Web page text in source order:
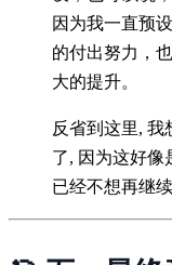
因为我一直预
的付出努力，
大的提升。
反省到这里,
了, 因为这好像
已经不想再继